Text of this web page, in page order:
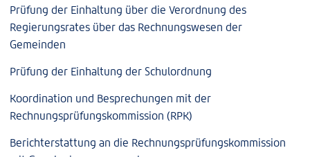
Prüfung der Einhaltung über die Verordnung des
Regierungsrates über das Rechnungswesen der
Gemeinden
Prüfung der Einhaltung der Schulordnung
Koordination und Besprechungen mit der
Rechnungsprüfungskommission (RPK)
Berichterstattung an die Rechnungsprüfungskommission